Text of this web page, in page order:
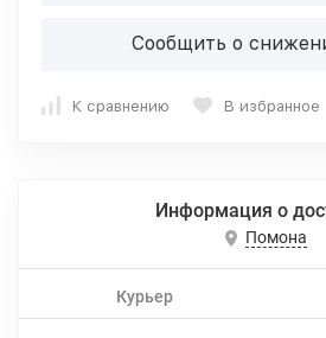
Сообщить о
К сравнению В избранное
Информация о
Помона
Курьер